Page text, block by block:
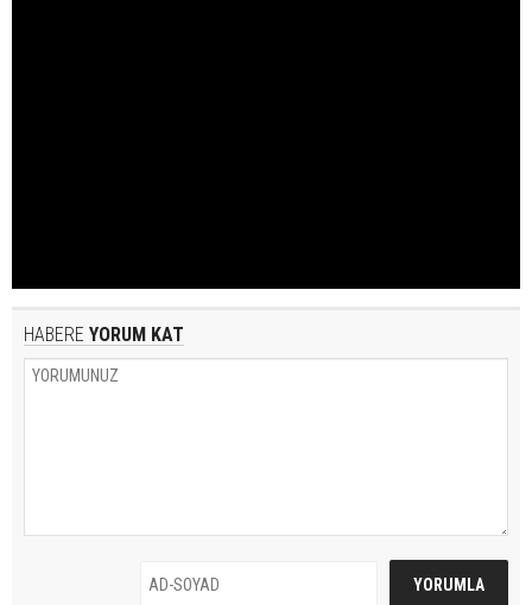
HABERE YORUM KAT